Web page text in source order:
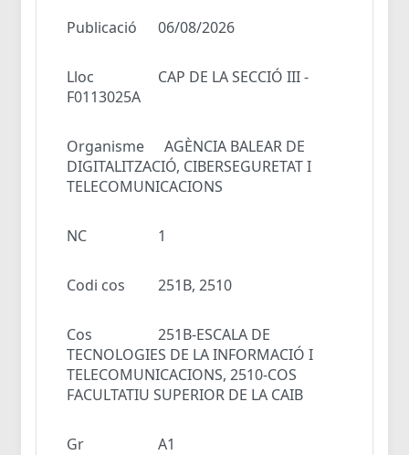
Publicació 06/08/2026
Lloc
CAP DE LA SECCIÓ III -
F0113025A
Organisme
AGÈNCIA BALEAR DE
DIGITALITZACIÓ, CIBERSEGURETAT I
TELECOMUNICACIONS
NC 1
Codi cos 251B, 2510
Cos
251B-ESCALA DE
TECNOLOGIES DE LA INFORMACIÓ I
TELECOMUNICACIONS, 2510-COS
FACULTATIU SUPERIOR DE LA CAIB
Gr A1